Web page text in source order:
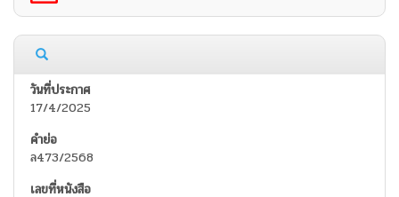
17/4/2025
ล473/2568